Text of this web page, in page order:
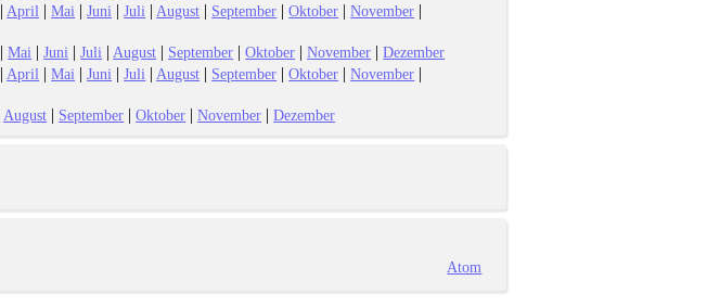
| April |Mai |Juni |Juli | August | September |Oktober |November |
|Mai |Juni |Juli | August | September |Oktober |November |Dezember
| April |Mai |Juni |Juli | August | September |Oktober |November |
August | September |Oktober |November |Dezember
Atom